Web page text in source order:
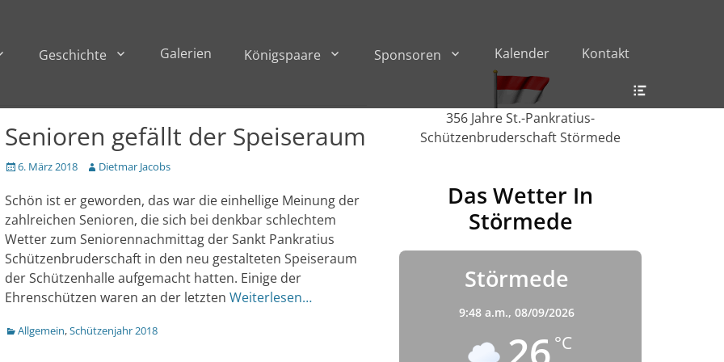
Geschichte Galerien Königspaare Sponsoren Kalender Kontakt
Senioren gefällt der Speiseraum
Veröffentlicht
6. März 2018 Author
Dietmar Jacobs
Schön ist er geworden, das war die einhellige Meinung der
zahlreichen Senioren, die sich bei denkbar schlechtem
Wetter zum Seniorennachmittag der Sankt Pankratius
Schützenbruderschaft in den neu gestalteten Speiseraum
der Schützenhalle aufgemacht hatten. Einige der
Ehrenschützen waren an der letzten Weiterlesen…
Kategorien
Allgemein,Schützenjahr 2018
356 Jahre St.-Pankratius-
Schützenbruderschaft Störmede
Das Wetter In
Störmede
Störmede
9:48 a.m., 08/09/2026
°C